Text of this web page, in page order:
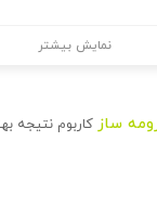
نمایش بیشتر
ساز کاربوم نتیجه